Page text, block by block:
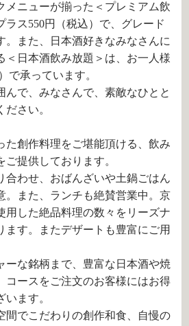
メニューが揃った＜プレミアム飲
ラス550円（税込）で、グレード
。また、日本酒好きなみなさんに
＜日本酒飲み放題＞は、お一人様
で承っています。
んで、みなさんで、素敵なひとと
さい。
た創作料理をご堪能頂ける、飲み
提供しております。
合わせ、おばんざいや土鍋ごはん
。また、ランチも絶賛営業中。京
用した絶品料理の数々をリーズナ
ます。またデザートも豊富にご用
ーな銘柄まで、豊富な日本酒や焼
コースをご注文のお客様にはお得
ます。
間でこだわりの創作和食、自慢の